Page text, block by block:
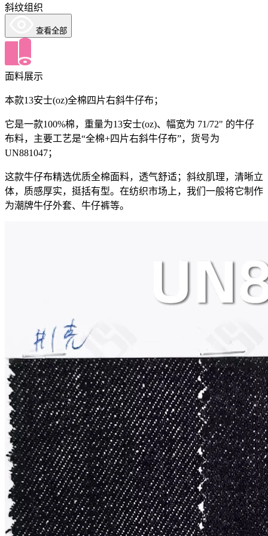
斜纹组织
查看全部
面料展示
本款13安士(oz)全棉四片右斜牛仔布；
它是一款100%棉，重量为13安士(oz)、幅宽为 71/72" 的牛仔
布料，主要工艺是“全棉+四片右斜牛仔布”，货号为
UN881047；
这款牛仔布精选优质全棉面料，透气舒适；斜纹肌理，清晰立
体，质感厚实，挺括有型。在纺织市场上，我们一般将它制作
为潮牌牛仔外套、牛仔裤等。